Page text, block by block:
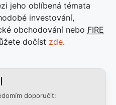
jeho oblíbená témata
investování,
obchodování nebo FIRE
dočíst zde.
doporučit: